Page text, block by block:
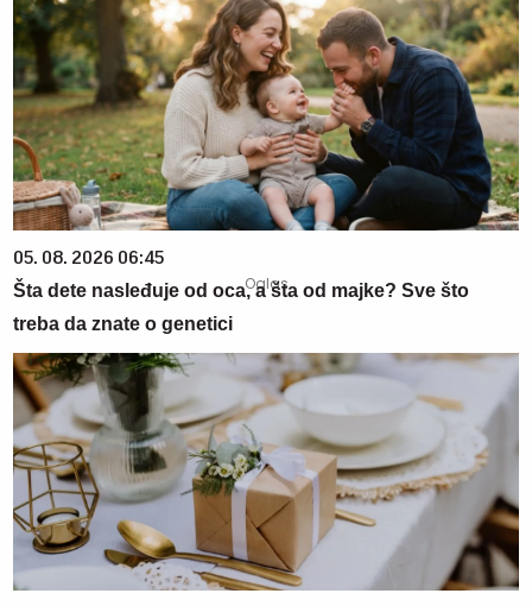
05. 08. 2026 06:45
Šta dete nasleđuje od oca, a šta od majke? Sve što
treba da znate o genetici